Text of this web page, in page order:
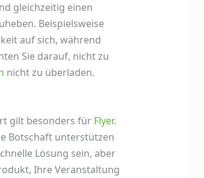
gleichzeitig einen
Beispielsweise
auf sich, während
Sie darauf, nicht zu
nicht zu überladen.
gilt besonders für Flyer.
Botschaft unterstützen
Lösung sein, aber
Ihre Veranstaltung